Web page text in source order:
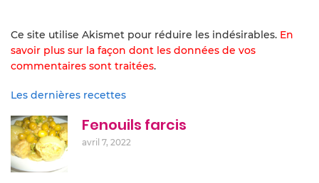
Ce site utilise Akismet pour réduire les indésirables. En
savoir plus sur la façon dont les données de vos
commentaires sont traitées.
Les dernières recettes
Fenouils farcis
avril 7, 2022